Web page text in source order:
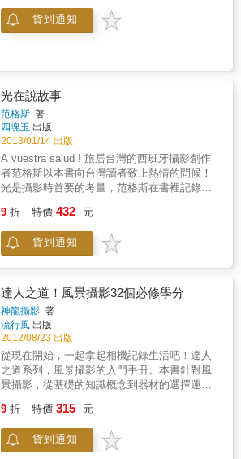
情境。這也是微距鏡頭的另一種魅力。「提到
花朵攝影就會想到微距鏡頭」幾乎都已經成為
主流了，愛上花朵攝影之後，請務必找一支來
時，背景可沒有寬廣的花田。不過桌面寫真可
以搭配喜歡的小物或花器，視光線狀況攝影，
又是另一種有別於戶外攝影的樂趣。
貨到通知
光在說故事
范格斯 著
四塊玉 出版
2013/01/14 出版
A vuestra salud ! 旅居台灣的西班牙攝影創作
者范格斯以本書向台灣讀者致上熱情的問候！
光是攝影時首要的考量，范格斯在書裡記錄了
就讓我們透過他的感性視野，看看光是怎麼說
故事的。看過本書，你將相信，光，真的會說
故事。沒有光，就無法在相機裡反射出任何影
節鋪展的情緒裡，這是「光」在攝影裡的奇妙
作用。但光在畫面的演繹，並不僅是教科書裡
的數據所能達到，作者范格斯希望透過經驗分
享，讓讀者了解最重要的是情感層面──經由感
性來看待光影的運用，進而捕捉感動自己的畫
面。而這，正是藝術創作的起源。誠如西班牙
當代藝術大學教授暨藝術家Veronica Romero在
推薦序裡所述：「相機是一種日常生活很容易
取得的工具...今日的攝影技術已經可以創造出
術』，的確不多。」她認為范格斯追尋的是攝
影家前輩如布烈松（Cartier Bresson）、曼．
9 折 特價 432 元
貨到通知
達人之道！風景攝影32個必修學分
神龍攝影 著
流行風 出版
2012/08/23 出版
從現在開始，一起拿起相機記錄生活吧！達人
之道系列，風景攝影的入門手冊。本書針對風
景攝影，從基礎的知識概念到器材的選擇運
風景攝影時必須掌握的設置，如何讓光線與色
彩做最完美的搭配，結合大量優秀的攝影作
品，一步一步培養你將眼前景緻忠實拍攝下來
9 折 特價 315 元
貨到通知